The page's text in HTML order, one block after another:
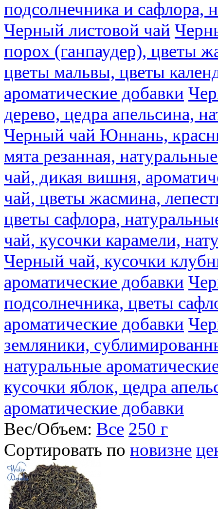
подсолнечника и сафлора,
Черный листовой чай
порох (ганпаудер), цветы
цветы мальвы, цветы
ароматические добавки
дерево, цедра апельсина,
Черный чай Юннань,
мята резанная,
чай, дикая вишня,
чай, цветы жасмина,
цветы сафлора,
чай, кусочки карамели,
Черный чай, кусочки
ароматические добавки
подсолнечника, цветы
ароматические добавки
земляники,
натуральные
кусочки яблок, цедра
ароматические добавки
Вес/Объем: Все 250 г
Сортировать по новизне